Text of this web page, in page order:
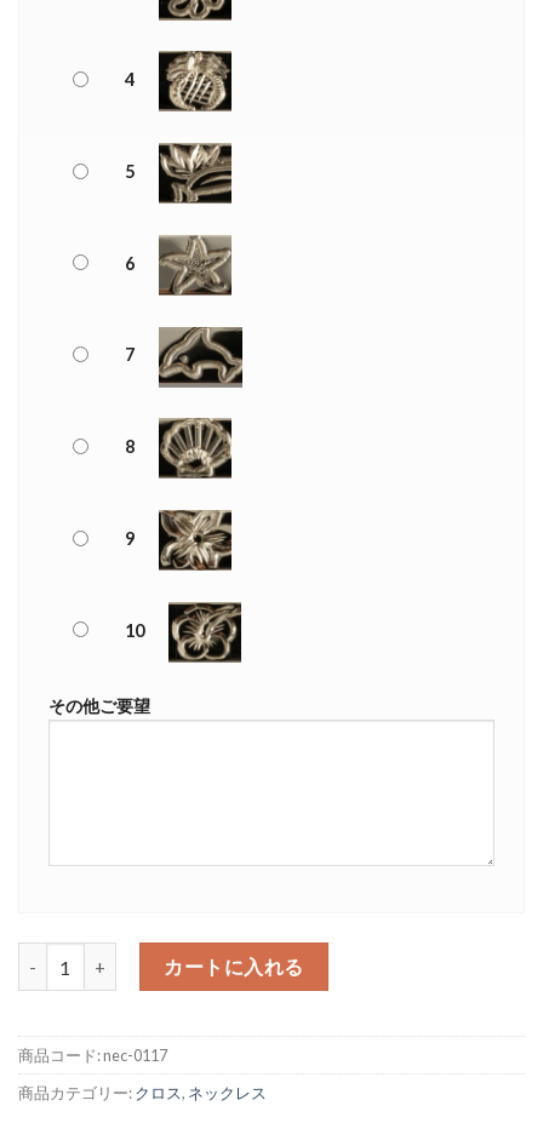
4
5
6
7
8
9
10
その他ご要望
クロスペンダントトップ 4mm フラット 個
カートに入れる
商品コード:nec-0117
商品カテゴリー:クロス, ネックレス